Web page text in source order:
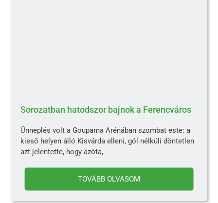
Sorozatban hatodszor bajnok a Ferencváros
Ünneplés volt a Goupama Arénában szombat este: a
kieső helyen álló Kisvárda elleni, gól nélküli döntetlen
azt jelentette, hogy azóta,
TOVÁBB OLVASOM